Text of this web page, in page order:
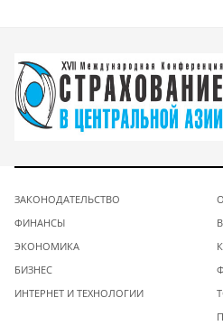
ЗАКОНОДАТЕЛЬСТВО
ФИНАНСЫ
ЭКОНОМИКА
БИЗНЕС
ИНТЕРНЕТ И ТЕХНОЛОГИИ